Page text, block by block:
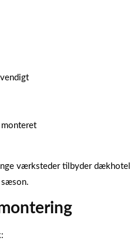
værksteder tilbyder dækhotel
sæson.